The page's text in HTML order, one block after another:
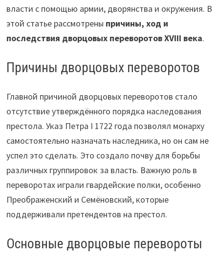
власти с помощью армии, дворянства и окружения. В
этой статье рассмотрены причины, ход и
последствия дворцовых переворотов XVIII века.
Причины дворцовых переворотов
Главной причиной дворцовых переворотов стало
отсутствие утверждённого порядка наследования
престола. Указ Петра I 1722 года позволял монарху
самостоятельно назначать наследника, но он сам не
успел это сделать. Это создало почву для борьбы
различных группировок за власть. Важную роль в
переворотах играли гвардейские полки, особенно
Преображенский и Семёновский, которые
поддерживали претендентов на престол.
Основные дворцовые перевороты